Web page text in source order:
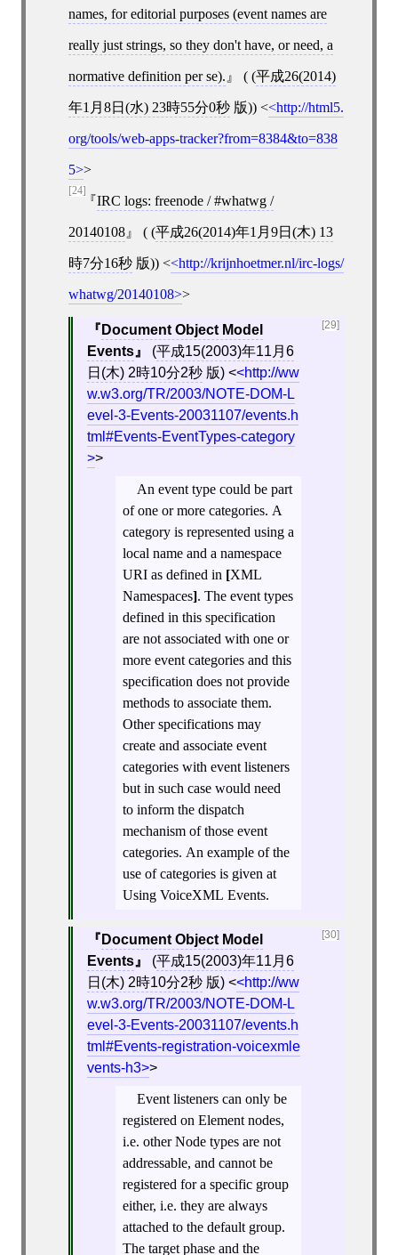
names, for editorial purposes (event names are
really just strings, so they don't have, or need, a
normative definition per se). ( (平成26(2014)
年1月8日(水) 23時55分0秒版)) < http://html5.
org/tools/web-apps-tracker?from=8384&to=838
5 >
[24]
IRC logs: freenode / #whatwg /
20140108 ( (平成26(2014)年1月9日(木) 13
時7分16秒版)) < http://krijnhoetmer.nl/irc-logs/
whatwg/20140108 >
[29]
Document Object Model
Events
(平成15(2003)年11月6
日(木) 2時10分2秒版) < http://ww
w.w3.org/TR/2003/NOTE-DOM-L
evel-3-Events-20031107/events.h
tml#Events-EventTypes-category
>
An event type could be part
of one or more categories. A
category is represented using a
local name and a namespace
URI as defined in [XML
Namespaces]. The event types
defined in this specification
are not associated with one or
more event categories and this
specification does not provide
methods to associate them.
Other specifications may
create and associate event
categories with event listeners
but in such case would need
to inform the dispatch
mechanism of those event
categories. An example of the
use of categories is given at
Using VoiceXML Events.
[30]
Document Object Model
Events
(平成15(2003)年11月6
日(木) 2時10分2秒版) < http://ww
w.w3.org/TR/2003/NOTE-DOM-L
evel-3-Events-20031107/events.h
tml#Events-registration-voicexmle
vents-h3 >
Event listeners can only be
registered on Element nodes,
i.e. other Node types are not
addressable, and cannot be
registered for a specific group
either, i.e. they are always
attached to the default group.
The target phase and the